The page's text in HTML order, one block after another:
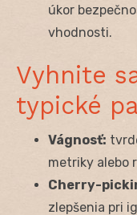
úkor
vhodnosti.
Vyhnite
typické
Vágnosť:
metriky alebo
Cherry-
zlepšenia pri